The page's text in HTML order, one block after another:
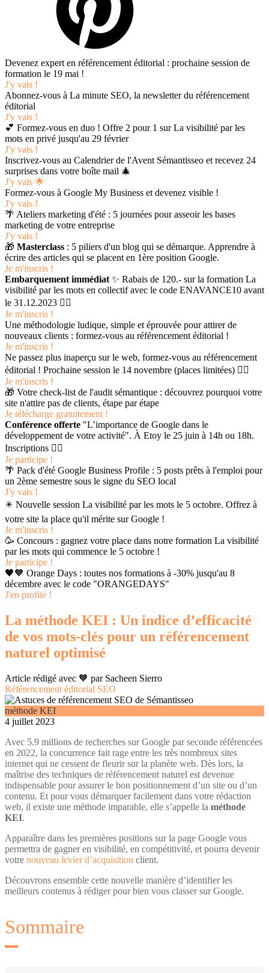
Devenez expert en référencement éditorial : prochaine session de
formation le 19 mai !
J'y vais !
Abonnez-vous à La minute SEO, la newsletter du référencement
éditorial
J'y vais !
💕 Formez-vous en duo ! Offre 2 pour 1 sur La visibilité par les
mots en privé jusqu'au 29 février
J'y vais !
Inscrivez-vous au Calendrier de l'Avent Sémantisseo et recevez 24
surprises dans votre boîte mail 🎄
J'y vais 🌟
Formez-vous à Google My Business et devenez visible !
J'y vais !
🌴 Ateliers marketing d'été : 5 journées pour asseoir les bases
marketing de votre entreprise
J'y vais !
🎁 Masterclass : 5 piliers d'un blog qui se démarque. Apprendre à
écrire des articles qui se placent en 1ère position Google.
Je m'inscris !
Embarquement immédiat ✨ Rabais de 120.- sur la formation La
visibilité par les mots en collectif avec le code ENAVANCE10 avant
le 31.12.2023 👉🏻
Je m'inscris !
Une méthodologie ludique, simple et éprouvée pour attirer de
nouveaux clients : formez-vous au référencement éditorial !
Je m'inscris !
Ne passez plus inaperçu sur le web, formez-vous au référencement
éditorial ! Prochaine session le 14 novembre (places limitées) 👉🏻
Je m'inscris !
🎁 Votre check-list de l'audit sémantique : découvrez pourquoi votre
site n'attire pas de clients, étape par étape
Je télécharge gratuitement !
Conférence offerte "L’importance de Google dans le
développement de votre activité". À Etoy le 25 juin à 14h ou 18h.
Inscriptions 👉🏻
Je participe !
🌴 Pack d'été Google Business Profile : 5 posts prêts à l'emploi pour
un 2ème semestre sous le signe du SEO local
J'y vais !
✴️ Nouvelle session La visibilité par les mots le 5 octobre. Offrez à
votre site la place qu'il mérite sur Google !
Je m'inscris !
🥳 Concours : gagnez votre place dans notre formation La visibilité
par les mots qui commence le 5 octobre !
Je participe !
🖤🧡 Orange Days : toutes nos formations à -30% jusqu'au 8
décembre avec le code "ORANGEDAYS"
J'en profite !
La méthode KEI : Un indice d’efficacité
de vos mots-clés pour un référencement
naturel optimisé
Article rédigé avec 🧡 par Sacheen Sierro
Référencement éditorial SEO
méthode KEI
4 juillet 2023
Avec 5.9 millions de recherches sur Google par seconde référencées
en 2022, la concurrence fait rage entre les très nombreux sites
internet qui ne cessent de fleurir sur la planète web. Dès lors, la
maîtrise des techniques de référencement naturel est devenue
indispensable pour assurer le bon positionnement d’un site ou d’un
contenu. Et pour vous démarquer facilement dans votre rédaction
web, il existe une méthode imparable, elle s’appelle la méthode
KEI.
Apparaître dans les premières positions sur la page Google vous
permettra de gagner en visibilité, en compétitivité, et pourra devenir
votre nouveau levier d’acquisition client.
Découvrons ensemble cette nouvelle manière d’identifier les
meilleurs contenus à rédiger pour bien vous classer sur Google.
Sommaire